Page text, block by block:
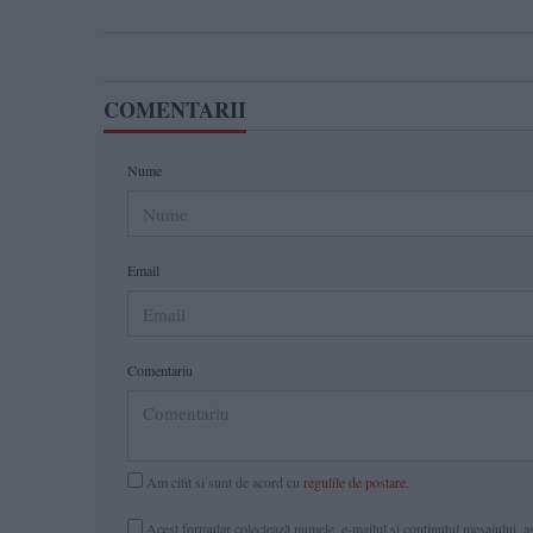
COMENTARII
Nume
Email
Comentariu
Am citit si sunt de acord cu regulile de postare.
Acest formular colectează numele, e-mailul şi conținutul mesajului,